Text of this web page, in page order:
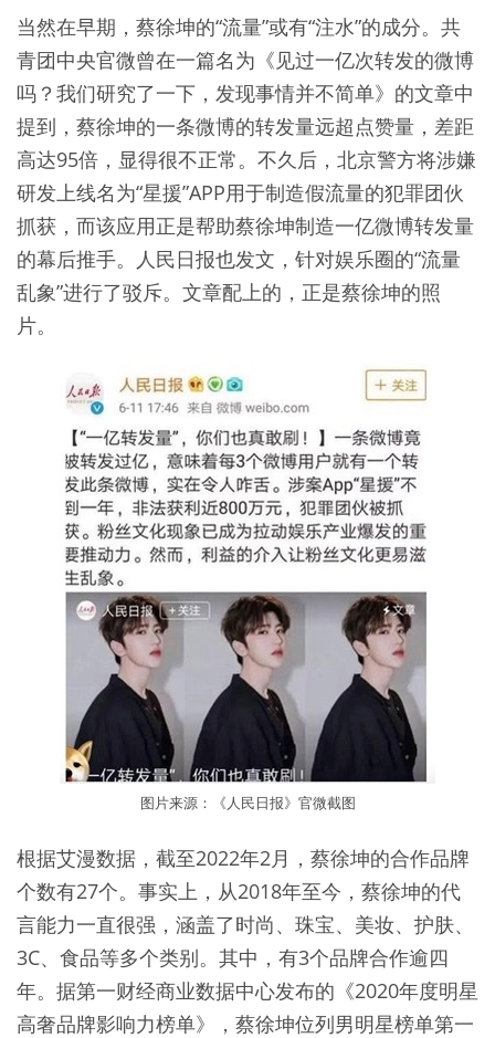
当然在早期，蔡徐坤的“流量”或有“注水”的成分。共
青团中央官微曾在一篇名为《见过一亿次转发的微博
吗？我们研究了一下，发现事情并不简单》的文章中
提到，蔡徐坤的一条微博的转发量远超点赞量，差距
高达95倍，显得很不正常。不久后，北京警方将涉嫌
研发上线名为“星援”APP用于制造假流量的犯罪团伙
抓获，而该应用正是帮助蔡徐坤制造一亿微博转发量
的幕后推手。人民日报也发文，针对娱乐圈的“流量
乱象”进行了驳斥。文章配上的，正是蔡徐坤的照
片。
图片来源：《人民日报》官微截图
根据艾漫数据，截至2022年2月，蔡徐坤的合作品牌
个数有27个。事实上，从2018年至今，蔡徐坤的代
言能力一直很强，涵盖了时尚、珠宝、美妆、护肤、
3C、食品等多个类别。其中，有3个品牌合作逾四
年。据第一财经商业数据中心发布的《2020年度明星
高奢品牌影响力榜单》，蔡徐坤位列男明星榜单第一